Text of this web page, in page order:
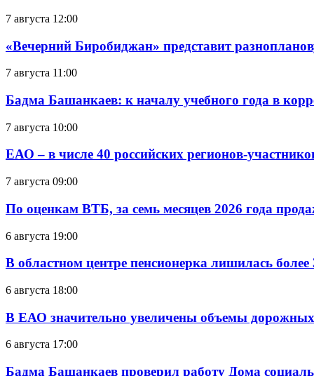
7 августа 12:00
«Вечерний Биробиджан» представит
7 августа 11:00
Бадма Башанкаев: к началу учебного года в
7 августа 10:00
ЕАО – в числе 40 российских регионов-
7 августа 09:00
По оценкам ВТБ, за семь месяцев 2026 года
6 августа 19:00
В областном центре пенсионерка лишилась
6 августа 18:00
В ЕАО значительно увеличены объемы
6 августа 17:00
Бадма Башанкаев проверил работу Дома